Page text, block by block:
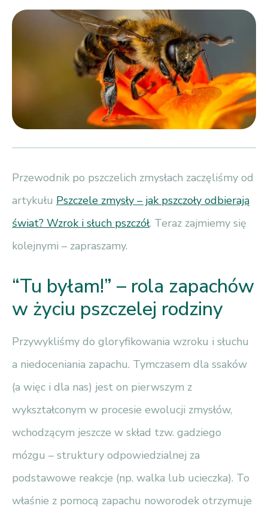
Przewodnik po pszczelich zmysłach zaczęliśmy od
artykułu Pszczele zmysły – jak pszczoły odbierają
świat? Wzrok i słuch pszczół. Teraz zajmiemy się
kolejnymi – zapraszamy.
“Tu byłam!” – rola zapachów
w życiu pszczelej rodziny
Przywykliśmy do gloryfikowania wzroku i słuchu
a niedoceniania zapachu. Tymczasem dla ssaków
(a więc i dla nas) jest on pierwszym z
wykształconym w procesie ewolucji zmysłów,
wchodzącym jeszcze w skład tzw. gadziego
mózgu – struktury odpowiedzialnej za
podstawowe reakcje (np. walka lub ucieczka). To
właśnie z pomocą zapachu noworodek otrzymuje